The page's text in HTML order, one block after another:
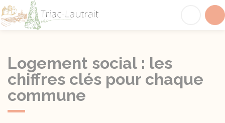
Logement social : les
chiffres clés pour chaque
commune